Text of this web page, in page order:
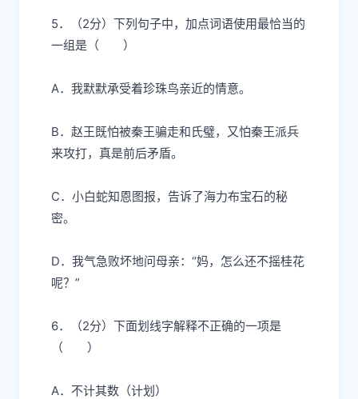
5．（2分） 下列句子中，加点词语使用最恰当的
一组是（ ）
A．我默默承受着珍珠鸟亲近的情意。
B．赵王既怕被秦王骗走和氏璧，又怕秦王派兵
来攻打，真是前后矛盾。
C．小白蛇知恩图报，告诉了海力布宝石的秘
密。
D．我气急败坏地问母亲：“妈，怎么还不摇桂花
呢？”
6．（2分） 下面划线字解释不正确的一项是
（ ）
A．不计其数（计划）